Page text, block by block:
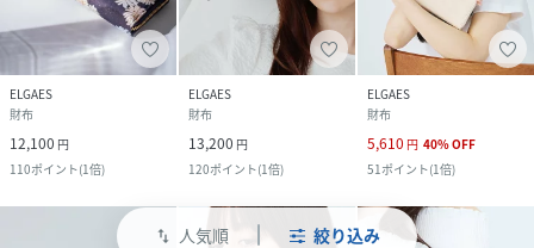
swap_vert 人気順 絞り込み
ELGAES
財布
12,100 円
110ポイント(1倍)
ELGAES
財布
13,200 円
120ポイント(1倍)
ELGAES
財布
5,610 円 40%OFF
51 ポイント(1倍)